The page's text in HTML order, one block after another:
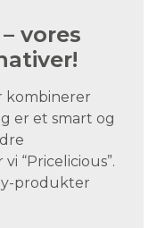
vores
kombinerer
er et smart og
“Pricelicious”.
produkter